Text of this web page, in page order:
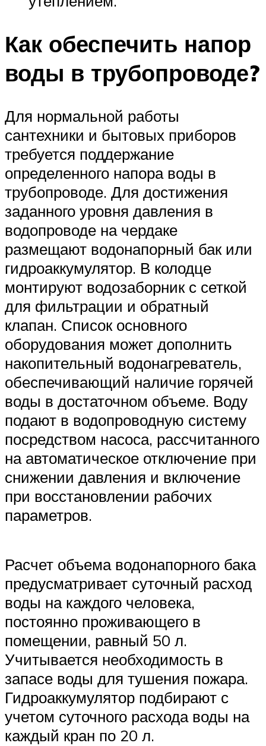
Как обеспечить напор
воды в трубопроводе?
Для нормальной работы
сантехники и бытовых приборов
требуется поддержание
определенного напора воды в
трубопроводе. Для достижения
заданного уровня давления в
водопроводе на чердаке
размещают водонапорный бак или
гидроаккумулятор. В колодце
монтируют водозаборник с сеткой
для фильтрации и обратный
клапан. Список основного
оборудования может дополнить
накопительный водонагреватель,
обеспечивающий наличие горячей
воды в достаточном объеме. Воду
подают в водопроводную систему
посредством насоса, рассчитанного
на автоматическое отключение при
снижении давления и включение
при восстановлении рабочих
параметров.
Расчет объема водонапорного бака
предусматривает суточный расход
воды на каждого человека,
постоянно проживающего в
помещении, равный 50 л.
Учитывается необходимость в
запасе воды для тушения пожара.
Гидроаккумулятор подбирают с
учетом суточного расхода воды на
каждый кран по 20 л.